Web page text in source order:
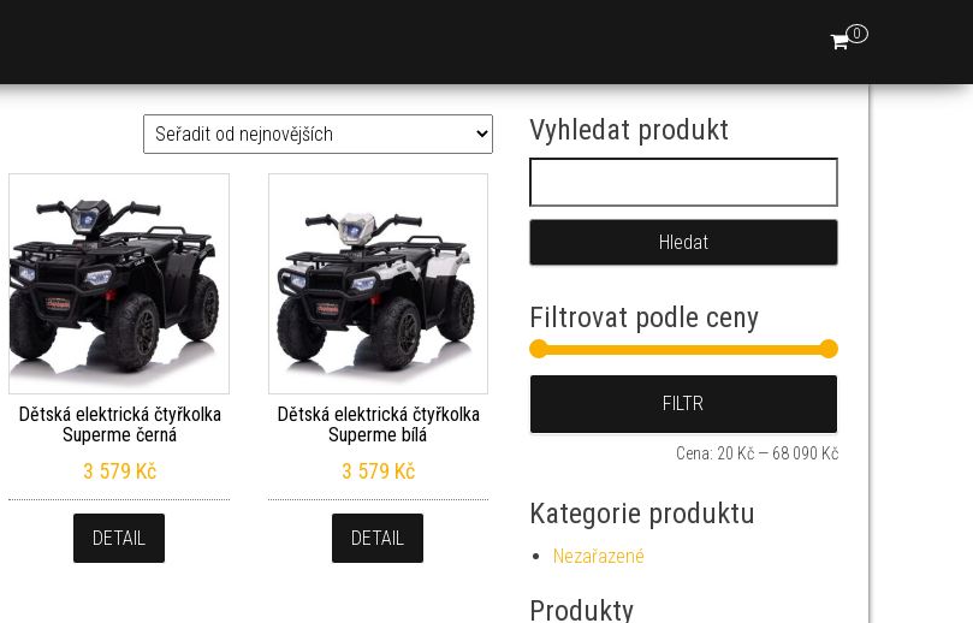
0
Dětská elektrická čtyřkolka
Superme černá
3 579 Kč
DETAIL
Dětská elektrická čtyřkolka
Superme bílá
3 579 Kč
DETAIL
Vyhledat produkt
Filtrovat podle ceny
FILTR
Cena: 20 Kč — 68 090 Kč
Kategorie produktu
Nezařazené
Produkty